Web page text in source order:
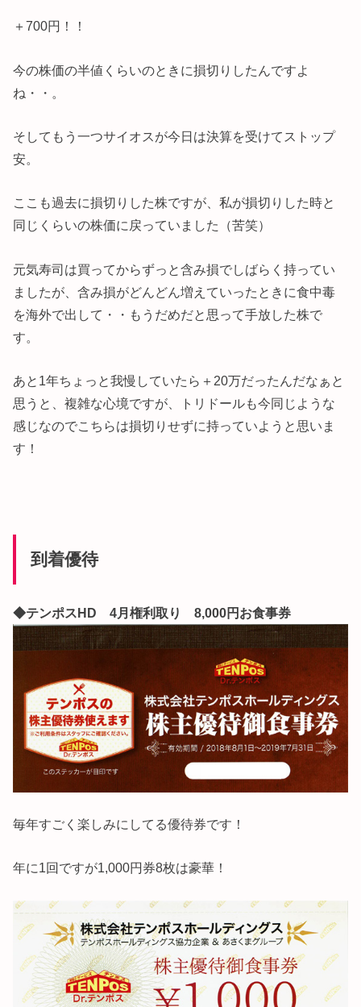
＋700円！！
今の株価の半値くらいのときに損切りしたんですよ
ね・・。
そしてもう一つサイオスが今日は決算を受けてストップ
安。
ここも過去に損切りした株ですが、私が損切りした時と
同じくらいの株価に戻っていました（苦笑）
元気寿司は買ってからずっと含み損でしばらく持ってい
ましたが、含み損がどんどん増えていったときに食中毒
を海外で出して・・もうだめだと思って手放した株で
す。
あと1年ちょっと我慢していたら＋20万だったんだなぁと
思うと、複雑な心境ですが、トリドールも今同じような
感じなのでこちらは損切りせずに持っていようと思いま
す！
到着優待
◆テンポスHD 4月権利取り 8,000円お食事券
毎年すごく楽しみにしてる優待券です！
年に1回ですが1,000円券8枚は豪華！